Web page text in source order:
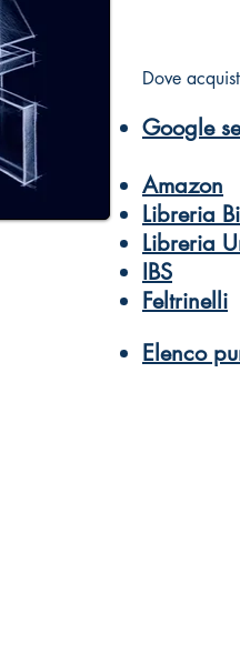
Dove
Google
Amazon
Libreria
Libreria
IBS
Feltrinelli
Elenco